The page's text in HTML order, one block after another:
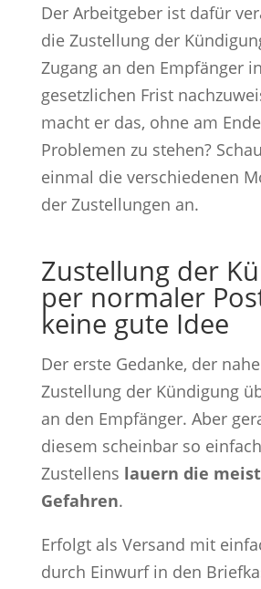
Der Arbeitgeber ist dafür
die Zustellung der
Zugang an den Empfänger
gesetzlichen Frist
macht er das, ohne am
Problemen zu stehen?
einmal die verschiedenen
der Zustellungen an.
Zustellung der
per normaler
keine gute Idee
Der erste Gedanke, der
Zustellung der Kündigung
an den Empfänger. Aber
diesem scheinbar so
Zustellens lauern die
Gefahren.
Erfolgt als Versand mit
durch Einwurf in den